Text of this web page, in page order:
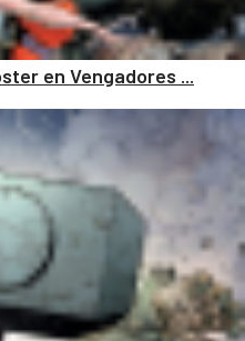
en Vengadores ...